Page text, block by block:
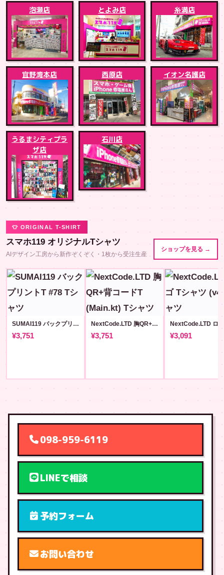
泡瀬店 とよみ店 糸満店
宜野湾本店 西原店 イオン名護店
うるまシティプラ
ザ店
石川店
👕 ORIGINAL T-SHIRT
スマホ119 オリジナルTシャツ
AIデザイン工房から新作ぞくぞく・1枚から受注生産
ショップを見る →
SUMAI119 バックプリントT #78
¥3,751
NextCode.LTD 胸QR+背コードT (Main.kt)
¥3,751 ¥3,091
098-959-6119
LINEで相談
予約フォーム
お問い合わせ